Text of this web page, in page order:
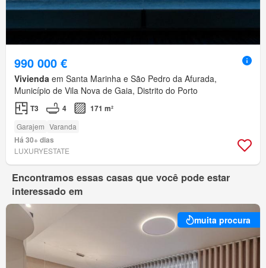
990 000 €
Vivienda em Santa Marinha e São Pedro da Afurada,
Município de Vila Nova de Gaia, Distrito do Porto
T3 4 171 m²
Garajem Varanda
Há 30+ dias
LUXURYESTATE
Encontramos essas casas que você pode estar
interessado em
muita procura